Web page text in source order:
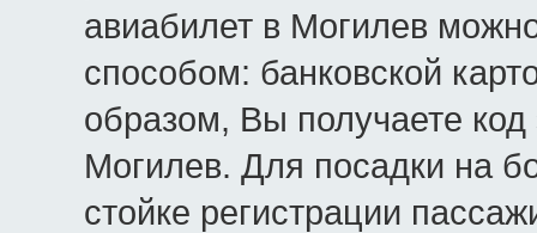
авиабилет в Могилев
способом: банковской
образом, Вы получаете код
Могилев. Для посадки на
стойке регистрации